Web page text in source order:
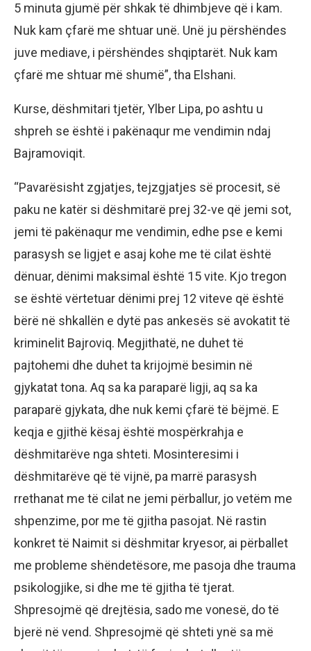
5 minuta gjumë për shkak të dhimbjeve që i kam.
Nuk kam çfarë me shtuar unë. Unë ju përshëndes
juve mediave, i përshëndes shqiptarët. Nuk kam
çfarë me shtuar më shumë”, tha Elshani.
Kurse, dëshmitari tjetër, Ylber Lipa, po ashtu u
shpreh se është i pakënaqur me vendimin ndaj
Bajramoviqit.
“Pavarësisht zgjatjes, tejzgjatjes së procesit, së
paku ne katër si dëshmitarë prej 32-ve që jemi sot,
jemi të pakënaqur me vendimin, edhe pse e kemi
parasysh se ligjet e asaj kohe me të cilat është
dënuar, dënimi maksimal është 15 vite. Kjo tregon
se është vërtetuar dënimi prej 12 viteve që është
bërë në shkallën e dytë pas ankesës së avokatit të
kriminelit Bajroviq. Megjithatë, ne duhet të
pajtohemi dhe duhet ta krijojmë besimin në
gjykatat tona. Aq sa ka paraparë ligji, aq sa ka
paraparë gjykata, dhe nuk kemi çfarë të bëjmë. E
keqja e gjithë kësaj është mospërkrahja e
dëshmitarëve nga shteti. Mosinteresimi i
dëshmitarëve që të vijnë, pa marrë parasysh
rrethanat me të cilat ne jemi përballur, jo vetëm me
shpenzime, por me të gjitha pasojat. Në rastin
konkret të Naimit si dëshmitar kryesor, ai përballet
me probleme shëndetësore, me pasoja dhe trauma
psikologjike, si dhe me të gjitha të tjerat.
Shpresojmë që drejtësia, sado me vonesë, do të
bjerë në vend. Shpresojmë që shteti ynë sa më